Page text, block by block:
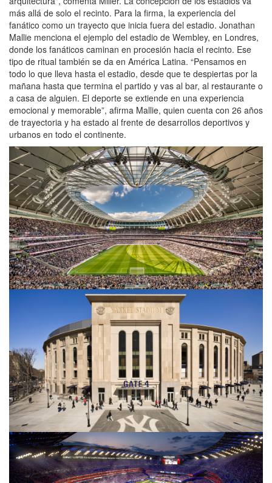
más allá de solo el recinto. Para la firma, la experiencia del
fanático como un trayecto que inicia fuera del estadio. Jonathan
Mallie menciona el ejemplo del estadio de Wembley, en Londres,
donde los fanáticos caminan en procesión hacia el recinto. Ese
tipo de ritual también se da en América Latina. “Pensamos en
todo lo que lleva hasta el estadio, desde que te despiertas por la
mañana hasta que termina el partido y vas al bar, al restaurante o
a casa de alguien. El deporte se extiende en una experiencia
emocional y memorable”, afirma Mallie, quien cuenta con 26 años
de trayectoria y ha estado al frente de desarrollos deportivos y
urbanos en todo el continente.